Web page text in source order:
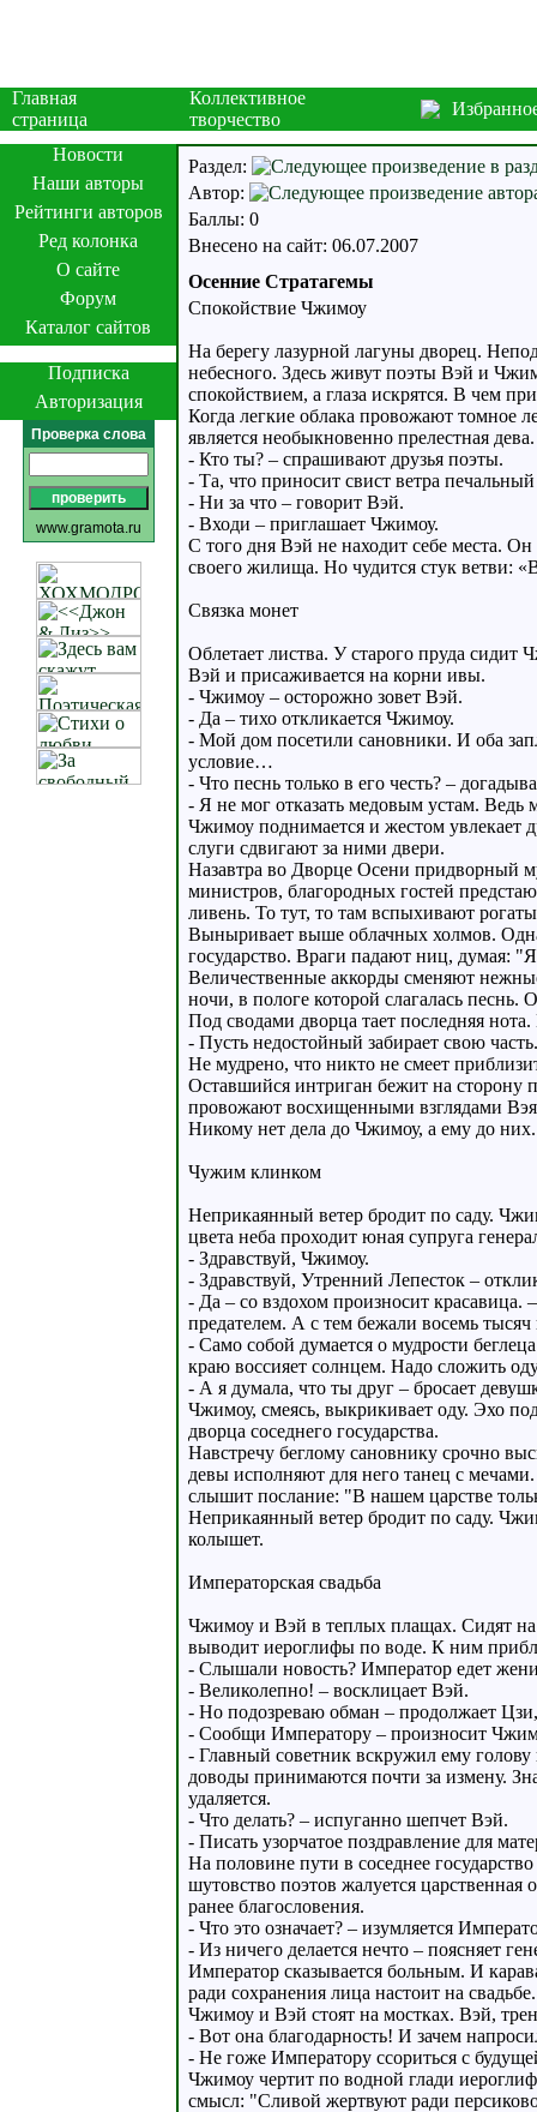
Главная
страница
Коллективное
творчество
Новости
Наши авторы
Рейтинги авторов
Ред колонка
О сайте
Форум
Каталог сайтов
Подписка
Авторизация
Проверка слова
www.gramota.ru
Раздел:
Автор:
Баллы: 0
Внесено на сайт: 06.07.2007
Осенние Стратагемы
Спокойствие Чжимоу
На берегу лазурной лагуны дворец.
небесного. Здесь живут поэты Вэй и
спокойствием, а глаза искрятся. В чем
Когда легкие облака провожают томное
является необыкновенно прелестная
- Кто ты? – спрашивают друзья поэты.
- Та, что приносит свист ветра
- Ни за что – говорит Вэй.
- Входи – приглашает Чжимоу.
С того дня Вэй не находит себе места.
своего жилища. Но чудится стук ветви:
Связка монет
Облетает листва. У старого пруда
Вэй и присаживается на корни ивы.
- Чжимоу – осторожно зовет Вэй.
- Да – тихо откликается Чжимоу.
- Мой дом посетили сановники. И оба
условие…
- Что песнь только в его честь? –
- Я не мог отказать медовым устам. Ведь
Чжимоу поднимается и жестом увлекает
слуги сдвигают за ними двери.
Назавтра во Дворце Осени придворный
министров, благородных гостей
ливень. То тут, то там вспыхивают
Выныривает выше облачных холмов. Одна
государство. Враги падают ниц, думая:
Величественные аккорды сменяют
ночи, в пологе которой слагалась песнь.
Под сводами дворца тает последняя
- Пусть недостойный забирает свою часть.
Не мудрено, что никто не смеет
Оставшийся интриган бежит на сторону
провожают восхищенными взглядами
Никому нет дела до Чжимоу, а ему до
Чужим клинком
Неприкаянный ветер бродит по саду.
цвета неба проходит юная супруга
- Здравствуй, Чжимоу.
- Здравствуй, Утренний Лепесток –
- Да – со вздохом произносит
предателем. А с тем бежали восемь
- Само собой думается о мудрости
краю воссияет солнцем. Надо сложить
- А я думала, что ты друг – бросает
Чжимоу, смеясь, выкрикивает оду. Эхо
дворца соседнего государства.
Навстречу беглому сановнику срочно
девы исполняют для него танец с мечами.
слышит послание: "В нашем царстве
Неприкаянный ветер бродит по саду.
колышет.
Императорская свадьба
Чжимоу и Вэй в теплых плащах. Сидят
выводит иероглифы по воде. К ним
- Слышали новость? Император едет
- Великолепно! – восклицает Вэй.
- Но подозреваю обман – продолжает
- Сообщи Императору – произносит
- Главный советник вскружил ему
доводы принимаются почти за измену.
удаляется.
- Что делать? – испуганно шепчет Вэй.
- Писать узорчатое поздравление для
На половине пути в соседнее
шутовство поэтов жалуется царственная
ранее благословения.
- Что это означает? – изумляется
- Из ничего делается нечто – поясняет
Император сказывается больным. И
ради сохранения лица настоит на
Чжимоу и Вэй стоят на мостках. Вэй,
- Вот она благодарность! И зачем
- Не гоже Императору ссориться с
Чжимоу чертит по водной глади
смысл: "Сливой жертвуют ради